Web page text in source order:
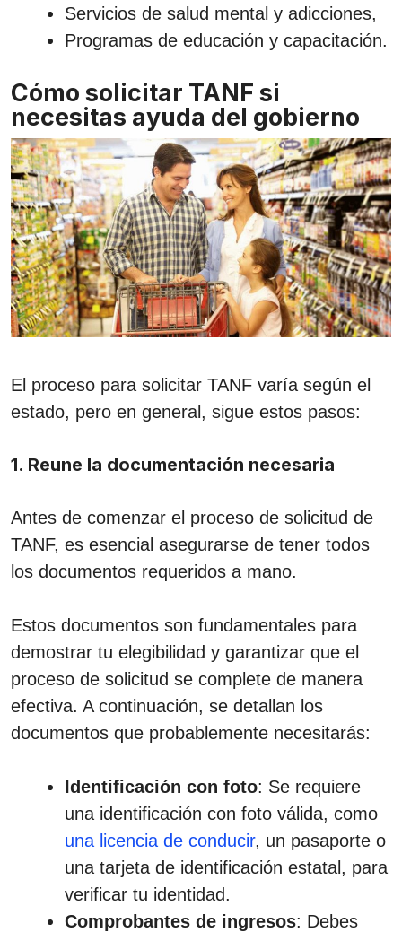
Servicios de salud mental y adicciones,
Programas de educación y capacitación.
Cómo solicitar TANF si
necesitas ayuda del gobierno
El proceso para solicitar TANF varía según el
estado, pero en general, sigue estos pasos:
1. Reune la documentación necesaria
Antes de comenzar el proceso de solicitud de
TANF, es esencial asegurarse de tener todos
los documentos requeridos a mano.
Estos documentos son fundamentales para
demostrar tu elegibilidad y garantizar que el
proceso de solicitud se complete de manera
efectiva. A continuación, se detallan los
documentos que probablemente necesitarás:
Identificación con foto: Se requiere
una identificación con foto válida, como
una licencia de conducir, un pasaporte o
una tarjeta de identificación estatal, para
verificar tu identidad.
Comprobantes de ingresos: Debes